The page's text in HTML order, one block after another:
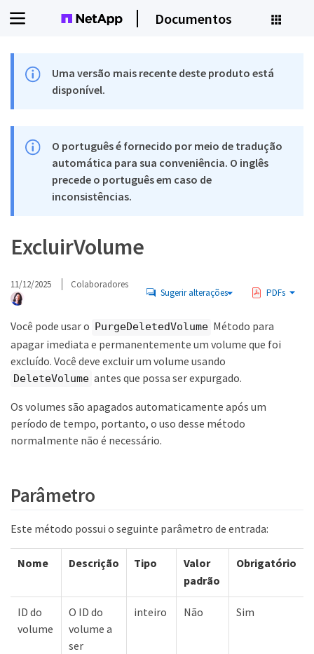
Documentos
Uma versão mais recente deste produto está
disponível.
O português é fornecido por meio de tradução
automática para sua conveniência. O inglês
precede o português em caso de
inconsistências.
ExcluirVolume
11/12/2025 Colaboradores
Sugerir alterações PDFs
Você pode usar o PurgeDeletedVolume Método para
apagar imediata e permanentemente um volume que foi
excluído. Você deve excluir um volume usando
DeleteVolume antes que possa ser expurgado.
Os volumes são apagados automaticamente após um
período de tempo, portanto, o uso desse método
normalmente não é necessário.
Parâmetro
Este método possui o seguinte parâmetro de entrada:
Nome Descrição Tipo
Valor
padrão
Obrigatório
ID do
volume
O ID do
volume a
ser
inteiro Não Sim